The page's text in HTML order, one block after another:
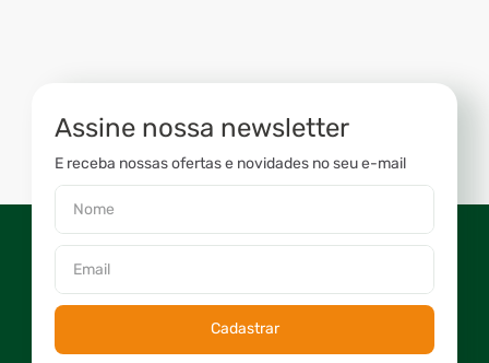
Assine nossa newsletter
E receba nossas ofertas e novidades no seu e-mail
Cadastrar